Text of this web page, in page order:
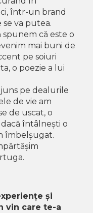
într-un brand
va putea.
că este o
mai buni de
pe soiuri
o poezie a lui
pe dealurile
de vie am
de uscat, o
întâlnești o
îmbelșugat.
și
vin care te-a